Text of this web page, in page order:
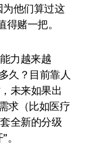
他们算过这
赌一把。
力越来越
久？目前靠人
未来如果出
求（比如医疗
全新的分级